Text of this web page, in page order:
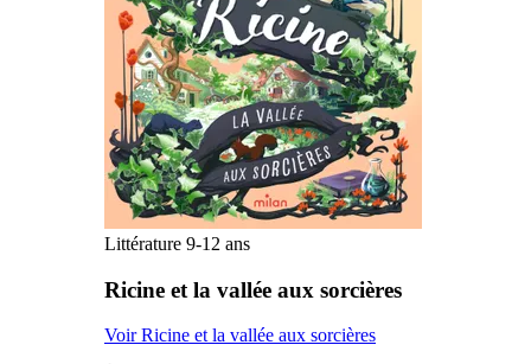
Littérature 9-12 ans
Ricine et la vallée aux sorcières
Voir Ricine et la vallée aux sorcières